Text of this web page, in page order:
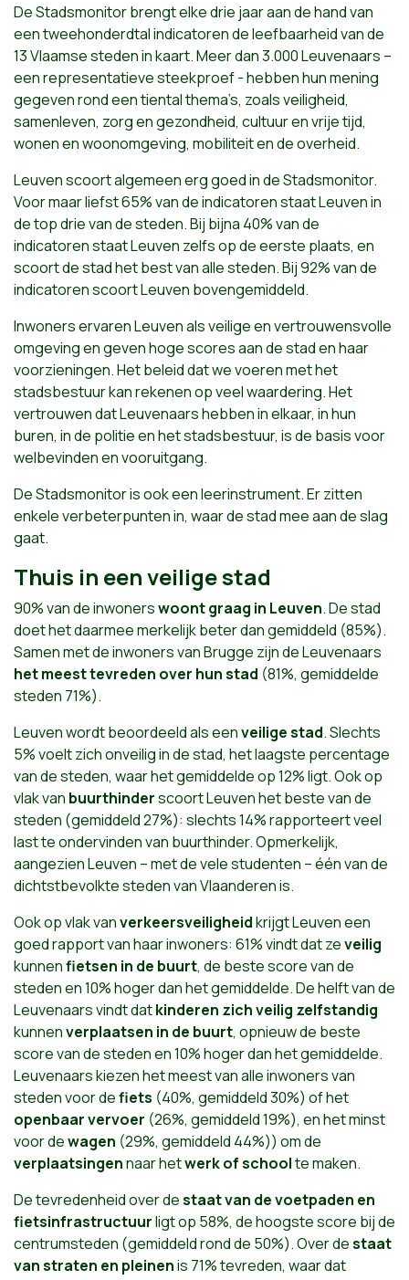
De Stadsmonitor brengt elke drie jaar aan de hand van
een tweehonderdtal indicatoren de leefbaarheid van de
13 Vlaamse steden in kaart. Meer dan 3.000 Leuvenaars –
een representatieve steekproef - hebben hun mening
gegeven rond een tiental thema’s, zoals veiligheid,
samenleven, zorg en gezondheid, cultuur en vrije tijd,
wonen en woonomgeving, mobiliteit en de overheid.
Leuven scoort algemeen erg goed in de Stadsmonitor.
Voor maar liefst 65% van de indicatoren staat Leuven in
de top drie van de steden. Bij bijna 40% van de
indicatoren staat Leuven zelfs op de eerste plaats, en
scoort de stad het best van alle steden. Bij 92% van de
indicatoren scoort Leuven bovengemiddeld.
Inwoners ervaren Leuven als veilige en vertrouwensvolle
omgeving en geven hoge scores aan de stad en haar
voorzieningen. Het beleid dat we voeren met het
stadsbestuur kan rekenen op veel waardering. Het
vertrouwen dat Leuvenaars hebben in elkaar, in hun
buren, in de politie en het stadsbestuur, is de basis voor
welbevinden en vooruitgang.
De Stadsmonitor is ook een leerinstrument. Er zitten
enkele verbeterpunten in, waar de stad mee aan de slag
gaat.
Thuis in een veilige stad
90% van de inwonerswoont graag in Leuven. De stad
doet het daarmee merkelijk beter dan gemiddeld (85%).
Samen met de inwoners van Brugge zijn de Leuvenaars
het meest tevreden over hun stad (81%, gemiddelde
steden 71%).
Leuven wordt beoordeeld als eenveilige stad. Slechts
5% voelt zich onveilig in de stad, het laagste percentage
van de steden, waar het gemiddelde op 12% ligt. Ook op
vlak van buurthinderscoort Leuven het beste van de
steden (gemiddeld 27%): slechts 14% rapporteert veel
last te ondervinden van buurthinder. Opmerkelijk,
aangezien Leuven – met de vele studenten – één van de
dichtstbevolkte steden van Vlaanderen is.
Ook op vlak vanverkeersveiligheidkrijgt Leuven een
goed rapport van haar inwoners: 61% vindt dat zeveilig
kunnenfietsen in de buurt, de beste score van de
steden en 10% hoger dan het gemiddelde. De helft van de
Leuvenaars vindt datkinderen zich veilig zelfstandig
kunnenverplaatsen in de buurt, opnieuw de beste
score van de steden en 10% hoger dan het gemiddelde.
Leuvenaars kiezen het meest van alle inwoners van
steden voor defiets (40%, gemiddeld 30%) of het
openbaar vervoer (26%, gemiddeld 19%), en het minst
voor dewagen (29%, gemiddeld 44%)) om de
verplaatsingennaar hetwerk of schoolte maken.
De tevredenheid over destaat van de voetpaden en
fietsinfrastructuurligt op 58%, de hoogste score bij de
centrumsteden (gemiddeld rond de 50%). Over destaat
van straten en pleinenis 71% tevreden, waar dat